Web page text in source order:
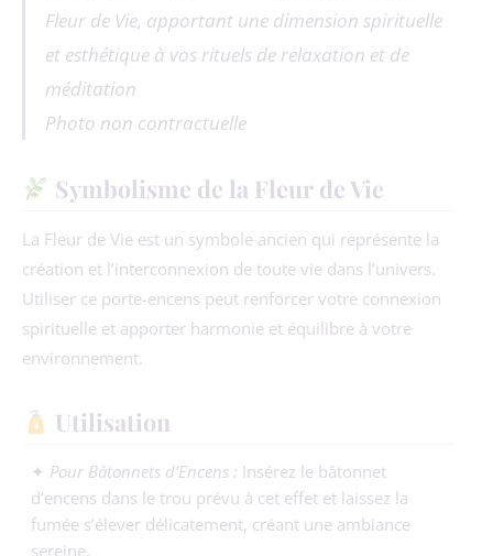
Fleur de Vie, apportant une dimension spirituelle
et esthétique à vos rituels de relaxation et de
méditation
Photo non contractuelle
Symbolisme de la Fleur de Vie
La Fleur de Vie est un symbole ancien qui représente la
création et l’interconnexion de toute vie dans l’univers.
Utiliser ce porte-encens peut renforcer votre connexion
spirituelle et apporter harmonie et équilibre à votre
environnement.
Utilisation
✦ Pour Bâtonnets d’Encens : Insérez le bâtonnet
d’encens dans le trou prévu à cet effet et laissez la
fumée s’élever délicatement, créant une ambiance
sereine.